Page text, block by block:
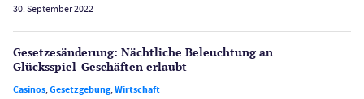
30. September 2022
Gesetzes­änderung: Nächtliche Beleuch­tung an
Glücksspiel-Geschäften erlaubt
Casinos,Gesetzgebung,Wirtschaft